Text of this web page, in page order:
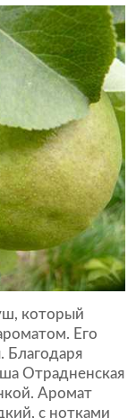
который
Его
Благодаря
Отрадненская
Аромат
с нотками